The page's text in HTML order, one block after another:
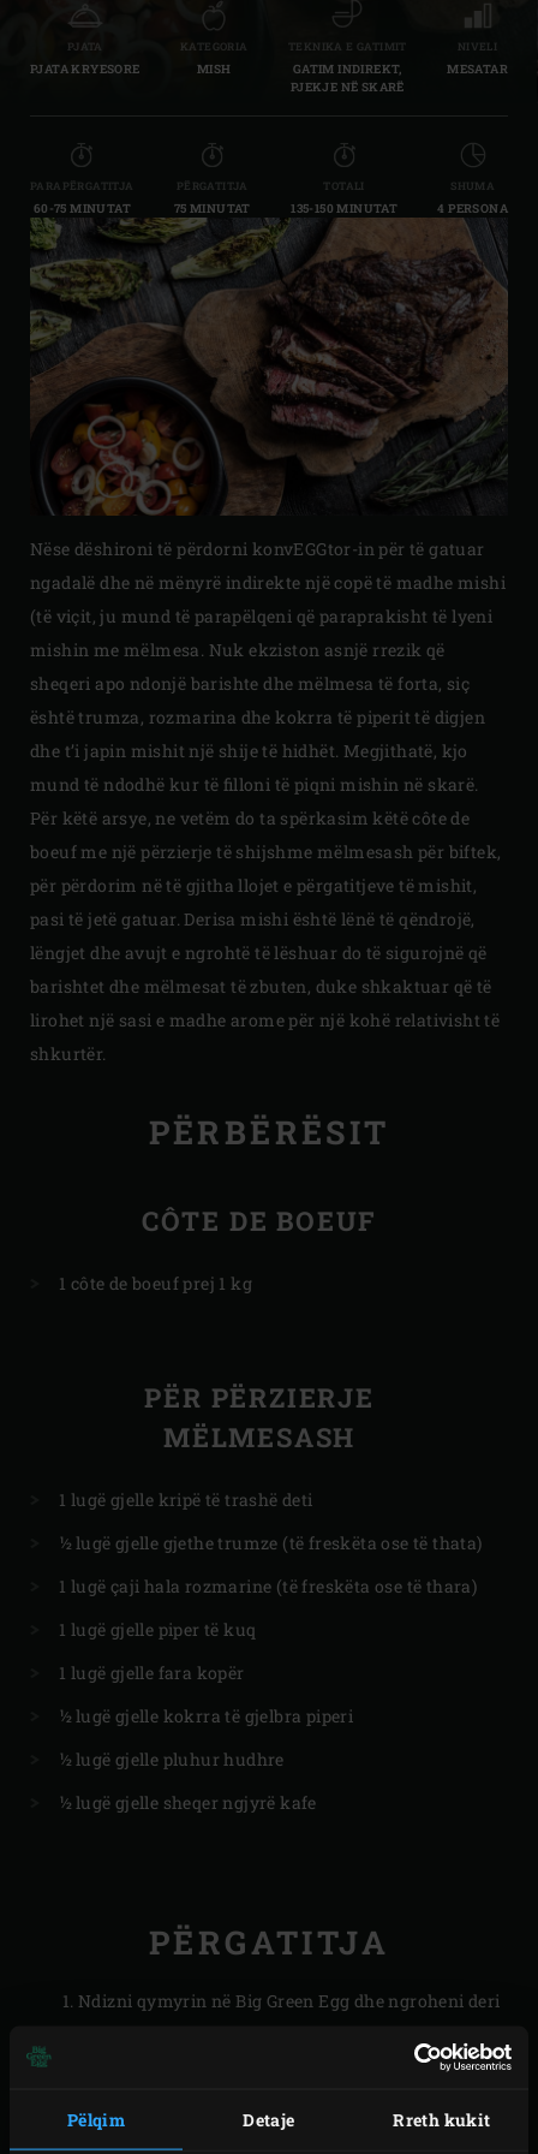
Pëlqim Detaje Rreth kukit
PJATA
PJATA KRYESORE
KATEGORIA
MISH
TEKNIKA E GATIMIT
GATIM INDIREKT,
PJEKJE NË SKARË
NIVELI
MESATAR
PARAPËRGATITJA
60-75 MINUTAT
PËRGATITJA
75 MINUTAT
TOTALI
135-150 MINUTAT
SHUMA
4 PERSONA
Nëse dëshironi të përdorni konvEGGtor-in për të gatuar
ngadalë dhe në mënyrë indirekte një copë të madhe mishi
(të viçit, ju mund të parapëlqeni që paraprakisht të lyeni
mishin me mëlmesa. Nuk ekziston asnjë rrezik që
sheqeri apo ndonjë barishte dhe mëlmesa të forta, siç
është trumza, rozmarina dhe kokrra të piperit të digjen
dhe t’i japin mishit një shije të hidhët. Megjithatë, kjo
mund të ndodhë kur të filloni të piqni mishin në skarë.
Për këtë arsye, ne vetëm do ta spërkasim këtë côte de
boeuf me një përzierje të shijshme mëlmesash për biftek,
për përdorim në të gjitha llojet e përgatitjeve të mishit,
pasi të jetë gatuar. Derisa mishi është lënë të qëndrojë,
lëngjet dhe avujt e ngrohtë të lëshuar do të sigurojnë që
barishtet dhe mëlmesat të zbuten, duke shkaktuar që të
lirohet një sasi e madhe arome për një kohë relativisht të
shkurtër.
PËRBËRËSIT
CÔTE DE BOEUF
1 côte de boeuf prej 1 kg
PËR PËRZIERJE
MËLMESASH
1 lugë gjelle kripë të trashë deti
½ lugë gjelle gjethe trumze (të freskëta ose të thata)
1 lugë çaji hala rozmarine (të freskëta ose të thara)
1 lugë gjelle piper të kuq
1 lugë gjelle fara kopër
½ lugë gjelle kokrra të gjelbra piperi
½ lugë gjelle pluhur hudhre
½ lugë gjelle sheqer ngjyrë kafe
PËRGATITJA
Ndizni qymyrin në Big Green Egg dhe ngroheni deri
detit në tavën e rrumbullakët. Nëse
kërkohet për përdorim në të ardhmen; kripa e